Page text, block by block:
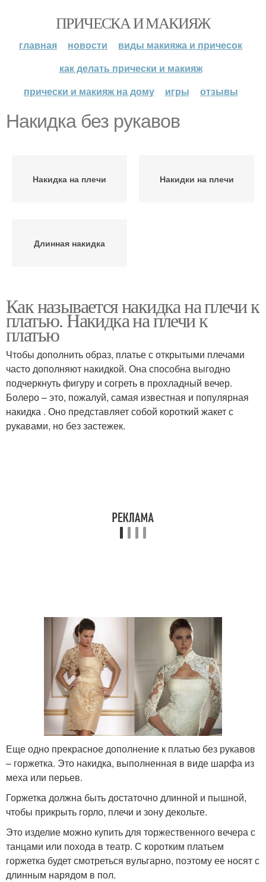
ПРИЧЕСКА И МАКИЯЖ
главная новости
виды макияжа и причесок
как делать прически и макияж
прически и макияж на дому
игры отзывы
Накидка без рукавов
Накидка на плечи Накидки на плечи
Длинная накидка
Как называется накидка на плечи к
платью. Накидка на плечи к
платью
Чтобы дополнить образ, платье с открытыми плечами
часто дополняют накидкой. Она способна выгодно
подчеркнуть фигуру и согреть в прохладный вечер.
Болеро – это, пожалуй, самая известная и популярная
накидка . Оно представляет собой короткий жакет с
рукавами, но без застежек.
Еще одно прекрасное дополнение к платью без рукавов
– горжетка. Это накидка, выполненная в виде шарфа из
меха или перьев.
Горжетка должна быть достаточно длинной и пышной,
чтобы прикрыть горло, плечи и зону декольте.
Это изделие можно купить для торжественного вечера с
танцами или похода в театр. С коротким платьем
горжетка будет смотреться вульгарно, поэтому ее носят с
длинным нарядом в пол.